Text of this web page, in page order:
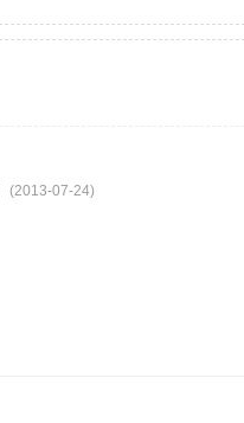
(2013-07-24)